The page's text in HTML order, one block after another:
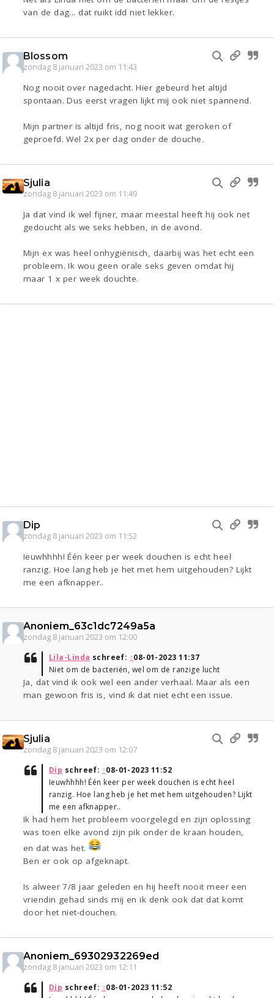
van de dag... dat ruikt idd niet lekker.
Blossom
zondag 8 januari 2023 om 11:43
Nog nooit over nagedacht. Hier gebeurd het altijd
spontaan. Dus eerst vragen lijkt mij ook niet spannend.
Mijn partner is altijd fris, nog nooit wat geroken of
geproefd. Wel 2x per dag onder de douche.
Sjulia
zondag 8 januari 2023 om 11:49
Ja dat vind ik wel fijner, maar meestal heeft hij ook net
gedoucht als we seks hebben, in de avond.
Mijn ex was heel onhygiënisch, daarbij was het echt een
probleem. Ik wou geen orale seks geven omdat hij
maar 1 x per week douchte.
Dip
zondag 8 januari 2023 om 11:52
Ieuwhhhh! Één keer per week douchen is echt heel
ranzig. Hoe lang heb je het met hem uitgehouden? Lijkt
me een afknapper..
Anoniem_63c1dc7249a5a
zondag 8 januari 2023 om 12:00
Lila-Linda schreef: ↑08-01-2023 11:37
Niet om de bacteriën, wel om de ranzige lucht
Ja, dat vind ik ook wel een ander verhaal. Maar als een
man gewoon fris is, vind ik dat niet echt een issue.
Sjulia
zondag 8 januari 2023 om 12:07
Dip schreef: ↑08-01-2023 11:52
Ieuwhhhh! Één keer per week douchen is echt heel
ranzig. Hoe lang heb je het met hem uitgehouden? Lijkt
me een afknapper..
Ik had hem het probleem voorgelegd en zijn oplossing
was toen elke avond zijn pik onder de kraan houden,
en dat was het.
Ben er ook op afgeknapt.
Is alweer 7/8 jaar geleden en hij heeft nooit meer een
vriendin gehad sinds mij en ik denk ook dat dat komt
door het niet-douchen.
Anoniem_69302932269ed
zondag 8 januari 2023 om 12:11
Dip schreef: ↑08-01-2023 11:52